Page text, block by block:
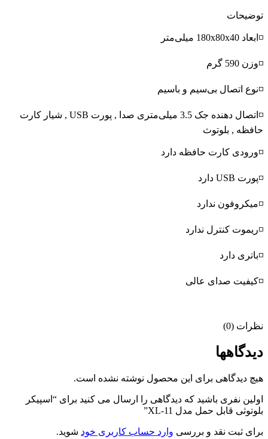
توضیحات
◽ابعاد 180x80x40 میلی‌متر
◽وزن 590 گرم
◽نوع اتصال بی‌سیم و باسیم
◽اتصال دهنده جک 3.5 میلی‌متری صدا , پورت USB , شیار کارت
حافظه , بلوتوث
◽ورودی کارت حافظه دارد
◽پورت USB دارد
◽میکروفون ندارد
◽ریموت کنترل ندارد
◽باتری دارد
◽کیفیت صدای عالی
نظرات (0)
دیدگاهها
هیچ دیدگاهی برای این محصول نوشته نشده است.
اولین نفری باشید که دیدگاهی را ارسال می کنید برای “اسپیکر
بلوتوثی قابل حمل مدل XL-11”
برای ثبت نقد و بررسی وارد حساب کاربری خود شوید.